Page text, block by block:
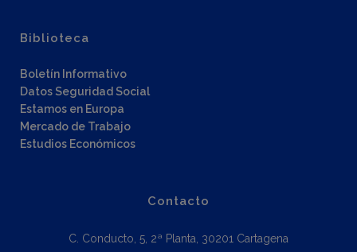
Biblioteca
Boletín Informativo
Datos Seguridad Social
Estamos en Europa
Mercado de Trabajo
Estudios Económicos
Contacto
C. Conducto, 5, 2ª Planta, 30201 Cartagena